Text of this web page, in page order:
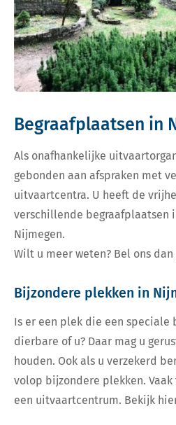
Begraafplaatsen in
Als onafhankelijke
gebonden aan afspraken met
uitvaartcentra. U heeft de
verschillende begraafplaatsen
Nijmegen.
Wilt u meer weten? Bel ons
Bijzondere plekken in
Is er een plek die een speciale
dierbare of u? Daar mag u
houden. Ook als u verzekerd
volop bijzondere plekken.
een uitvaartcentrum. Bekijk